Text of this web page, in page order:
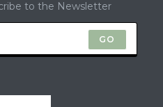
to the Newsletter
GO